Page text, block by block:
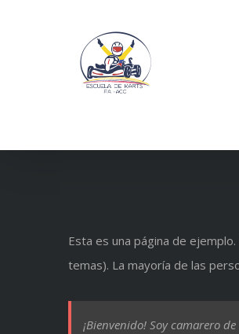
Esta es una página de
temas). La mayoría de las
¡Bienvenido! Soy camarero